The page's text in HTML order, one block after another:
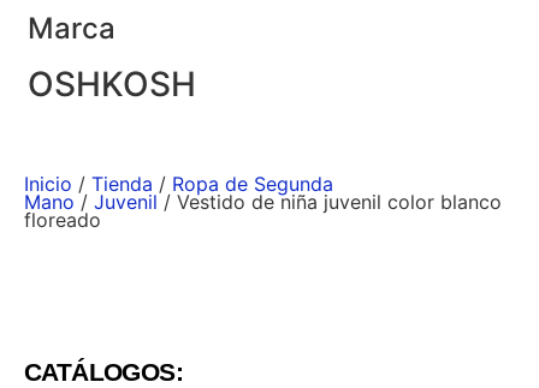
Marca
OSHKOSH
Inicio / Tienda / Ropa de Segunda
Mano / Juvenil / Vestido de niña juvenil color blanco
floreado
CATÁLOGOS: